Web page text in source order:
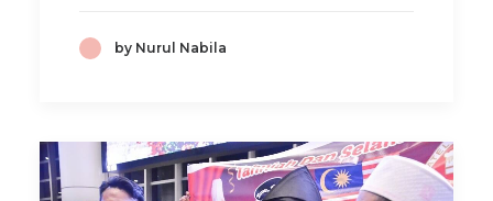
by Nurul Nabila